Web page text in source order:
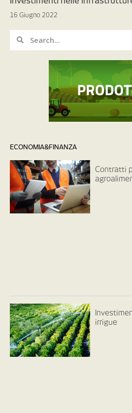
16 Giugno 2022
ECONOMIA&FINANZA
Contratti
irrigue